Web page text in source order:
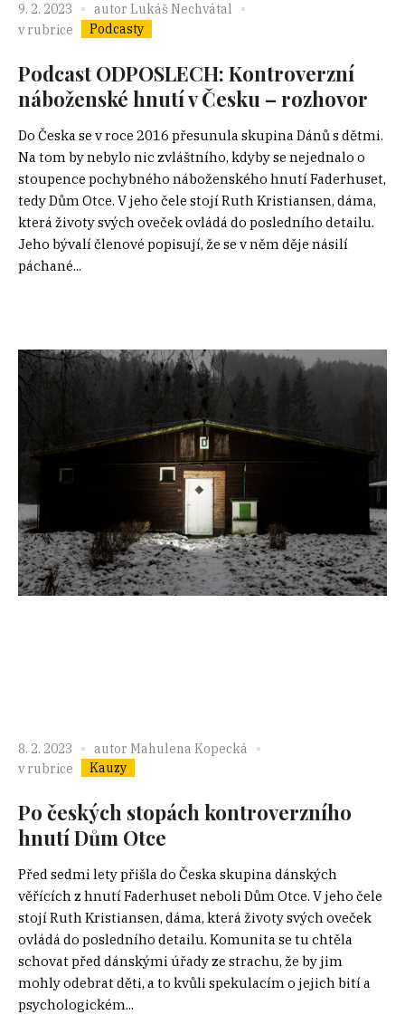
9. 2. 2023 autor Lukáš Nechvátal
v rubrice
Podcasty
Podcast ODPOSLECH: Kontroverzní
náboženské hnutí v Česku – rozhovor
Do Česka se v roce 2016 přesunula skupina Dánů s dětmi.
Na tom by nebylo nic zvláštního, kdyby se nejednalo o
stoupence pochybného náboženského hnutí Faderhuset,
tedy Dům Otce. V jeho čele stojí Ruth Kristiansen, dáma,
která životy svých oveček ovládá do posledního detailu.
Jeho bývalí členové popisují, že se v něm děje násilí
páchané...
8. 2. 2023 autor Mahulena Kopecká
v rubrice
Kauzy
Po českých stopách kontroverzního
hnutí Dům Otce
Před sedmi lety přišla do Česka skupina dánských
věřících z hnutí Faderhuset neboli Dům Otce. V jeho čele
stojí Ruth Kristiansen, dáma, která životy svých oveček
ovládá do posledního detailu. Komunita se tu chtěla
schovat před dánskými úřady ze strachu, že by jim
mohly odebrat děti, a to kvůli spekulacím o jejich bití a
psychologickém...